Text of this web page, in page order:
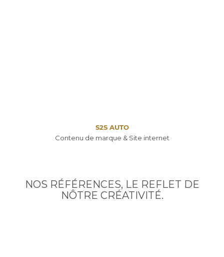
S2S AUTO
Contenu de marque & Site internet
NOS RÉFÉRENCES, LE REFLET DE
NÔTRE CRÉATIVITÉ.